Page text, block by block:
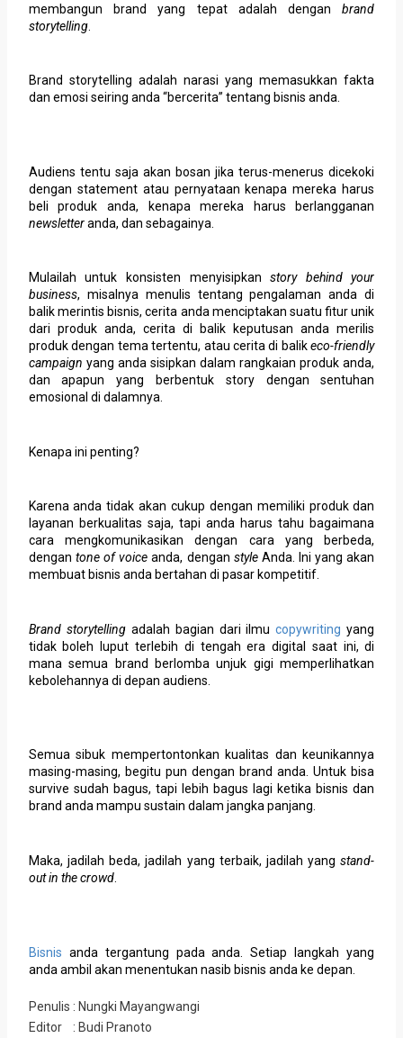
membangun brand yang tepat adalah denganbrand
storytelling.
Brand storytelling adalah narasi yang memasukkan fakta
dan emosi seiring anda “bercerita” tentang bisnis anda.
Audiens tentu saja akan bosan jika terus-menerus dicekoki
dengan statement atau pernyataan kenapa mereka harus
beli produk anda, kenapa mereka harus berlangganan
newsletteranda, dan sebagainya.
Mulailah untuk konsisten menyisipkanstory behind your
business, misalnya menulis tentang pengalaman anda di
balik merintis bisnis, cerita anda menciptakan suatu fitur unik
dari produk anda, cerita di balik keputusan anda merilis
produk dengan tema tertentu, atau cerita di balikeco-friendly
campaign yang anda sisipkan dalam rangkaian produk anda,
dan apapun yang berbentuk story dengan sentuhan
emosional di dalamnya.
Kenapa ini penting?
Karena anda tidak akan cukup dengan memiliki produk dan
layanan berkualitas saja, tapi anda harus tahu bagaimana
cara mengkomunikasikan dengan cara yang berbeda,
dengan tone of voice anda, dengan styleAnda. Ini yang akan
membuat bisnis anda bertahan di pasar kompetitif.
Brand storytellingadalah bagian dari ilmucopywriting yang
tidak boleh luput terlebih di tengah era digital saat ini, di
mana semua brand berlomba unjuk gigi memperlihatkan
kebolehannya di depan audiens.
Semua sibuk mempertontonkan kualitas dan keunikannya
masing-masing, begitu pun dengan brand anda. Untuk bisa
survive sudah bagus, tapi lebih bagus lagi ketika bisnis dan
brand anda mampu sustain dalam jangka panjang.
Maka, jadilah beda, jadilah yang terbaik, jadilah yangstand-
out in the crowd.
Bisnis anda tergantung pada anda. Setiap langkah yang
anda ambil akan menentukan nasib bisnis anda ke depan.
Penulis : Nungki Mayangwangi
Editor : Budi Pranoto